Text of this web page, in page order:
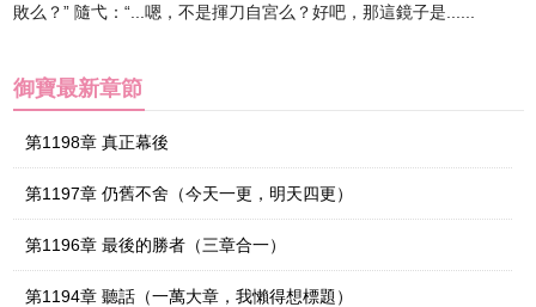
敗么？” 隨弋：“...嗯，不是揮刀自宮么？好吧，那這鏡子是......
御寶最新章節
第1198章 真正幕後
第1197章 仍舊不舍（今天一更，明天四更）
第1196章 最後的勝者（三章合一）
第1194章 聽話（一萬大章，我懶得想標題）